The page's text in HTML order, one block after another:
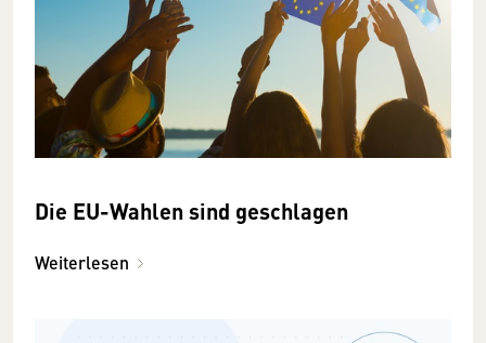
Die EU-Wahlen sind geschlagen
Weiterlesen